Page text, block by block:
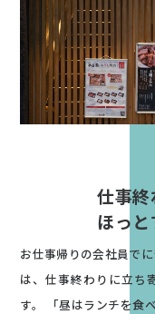
仕事
ほっ
お仕事帰りの会社員でに
は、仕事終わりに立ち
す。
「昼はランチを食